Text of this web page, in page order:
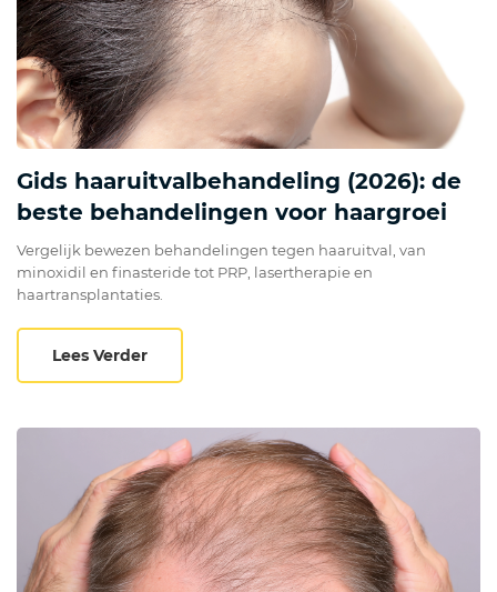
Gids haaruitvalbehandeling (2026): de
beste behandelingen voor haargroei
Vergelijk bewezen behandelingen tegen haaruitval, van
minoxidil en finasteride tot PRP, lasertherapie en
haartransplantaties.
Lees VerderGids haaruitvalbehandeling (2026): de